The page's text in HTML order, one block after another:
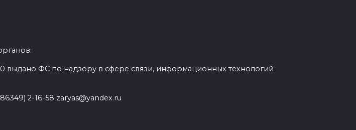
ФС по надзору в сфере связи, информационных технологий
2-16-58 zaryas@yandex.ru